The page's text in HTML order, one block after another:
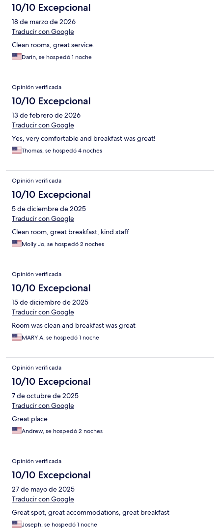
10/10 Excepcional
18 de marzo de 2026
Traducir con Google
Clean rooms, great service.
Darin, se hospedó 1 noche
Opinión verificada
10/10 Excepcional
13 de febrero de 2026
Traducir con Google
Yes, very comfortable and breakfast was great!
Thomas, se hospedó 4 noches
Opinión verificada
10/10 Excepcional
5 de diciembre de 2025
Traducir con Google
Clean room, great breakfast, kind staff
Molly Jo, se hospedó 2 noches
Opinión verificada
10/10 Excepcional
15 de diciembre de 2025
Traducir con Google
Room was clean and breakfast was great
MARY A, se hospedó 1 noche
Opinión verificada
10/10 Excepcional
7 de octubre de 2025
Traducir con Google
Great place
Andrew, se hospedó 2 noches
Opinión verificada
10/10 Excepcional
27 de mayo de 2025
Traducir con Google
Great spot, great accommodations, great breakfast
Joseph, se hospedó 1 noche